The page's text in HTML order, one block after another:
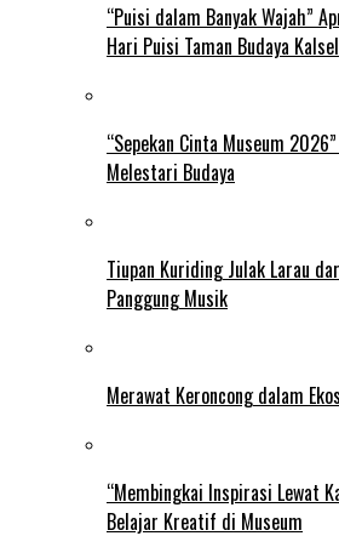
“Puisi dalam Banyak Wajah”
Hari Puisi Taman Budaya Kalsel
“Sepekan Cinta Museum
Melestari Budaya
Tiupan Kuriding Julak Larau
Panggung Musik
Merawat Keroncong dalam
“Membingkai Inspirasi Lewat
Belajar Kreatif di Museum